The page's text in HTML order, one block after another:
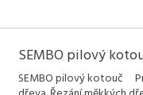
SEMBO pilový
SEMBO pilový kotouč